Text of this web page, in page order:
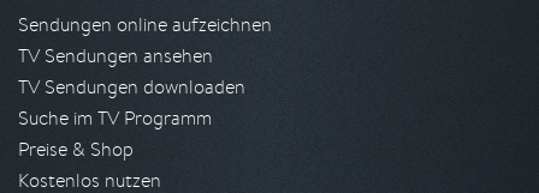
Sendungen online aufzeichnen
TV Sendungen ansehen
TV Sendungen downloaden
Suche im TV Programm
Preise & Shop
Kostenlos nutzen